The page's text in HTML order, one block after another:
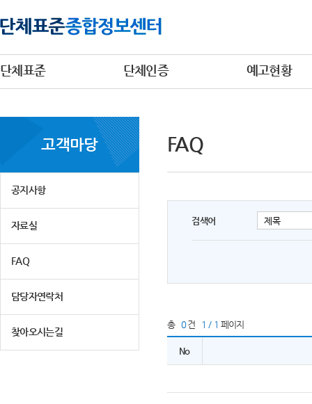
단체표준 단체인증 예고현황
고객마당
공지사항
자료실
FAQ
담당자연락처
찾아오시는길
FAQ
검색어
총 0건 1 / 1 페이지
No